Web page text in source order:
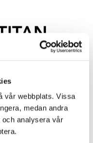
vår webbplats. Vissa
medan andra
och analysera vår